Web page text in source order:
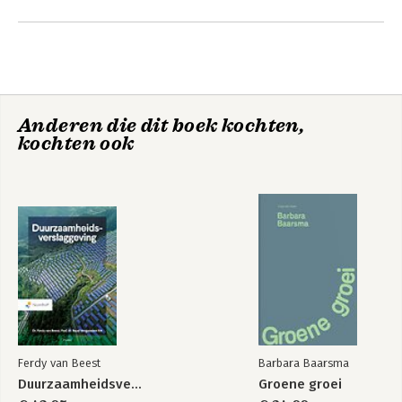
Anderen die dit boek kochten,
kochten ook
Ferdy van Beest
Duurzaamheidsverslaggeving
Barbara Baarsma
Groene groei